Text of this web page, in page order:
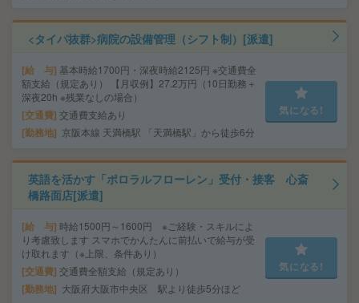
<タイパ抜群>病院の設備管理（シフト制）[派遣]
給 与 基本時給1700円・深夜時給2125円 ※交通費全
額支給（規定あり） 【月収例】27.2万円（10日勤務＋
深夜20h ※残業なしの場合）
交通費 交通費支給あり
勤務地 京阪本線 天満橋駅 「天満橋駅」から徒歩6分
気になる!
英語を活かす「ポロラルフローレン」受付・接客 心斎
橋路面店[派遣]
給 与 時給1500円～1600円 ※ご経験・スキルによ
り考慮致します スマホでかんたんに前払いで給与が受
け取れます（※上限、条件あり）
交通費 交通費全額支給（規定あり）
勤務地 大阪府大阪市中央区 駅より徒歩5分ほど
気になる!